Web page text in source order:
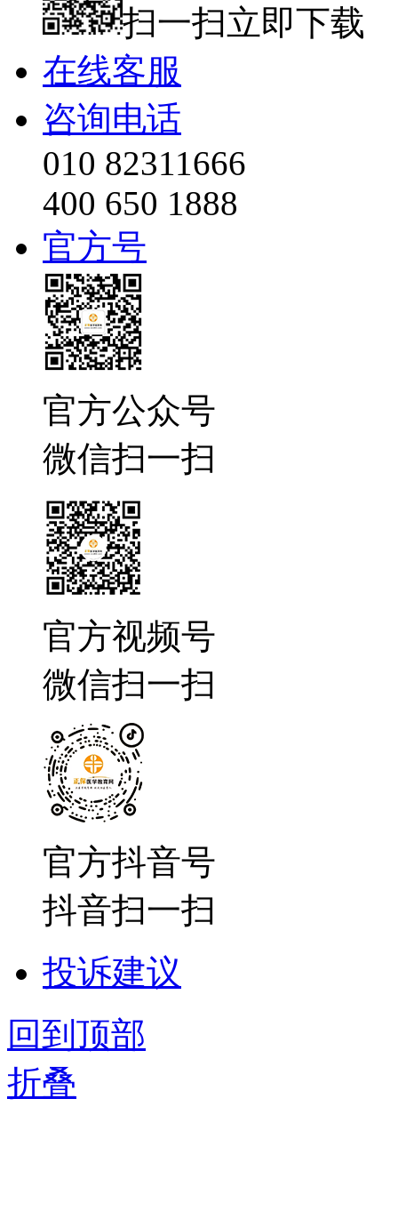
扫一扫立即下载
在线客服
咨询电话
010 82311666
400 650 1888
官方号
官方公众号
微信扫一扫
官方视频号
微信扫一扫
官方抖音号
抖音扫一扫
投诉建议
回到顶部
折叠